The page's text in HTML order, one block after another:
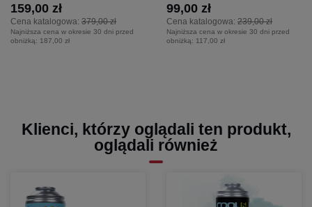
Cena katalogowa: 379,00 zł
159,00 zł
Najniższa cena w okresie 30 dni przed
obniżką: 187,00 zł
Cena katalogowa: 239,00 zł
99,00 zł
Najniższa cena w okresie 30 dni przed
obniżką: 117,00 zł
Klienci, którzy oglądali ten produkt,
oglądali również